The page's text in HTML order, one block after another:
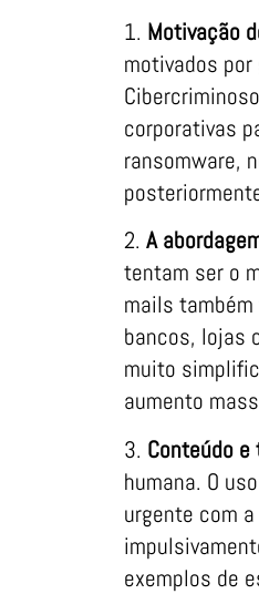
1. Motivação
motivados
corporativas
ransomware,
2. A
tentam ser o
mails
bancos, lojas
muito
aumento
3. Conteúdo
humana. O
urgente com
exemplos de